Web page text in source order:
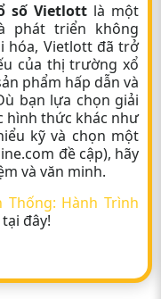
số Vietlott là một
phát triển không
hóa, Vietlott đã trở
của thị trường xổ
phẩm hấp dẫn và
bạn lựa chọn giải
hình thức khác như
kỹ và chọn một
đề cập), hãy
và văn minh.
Thống: Hành Trình
tại đây!